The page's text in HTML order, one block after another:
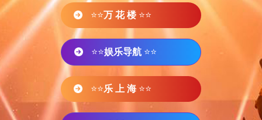
⭐⭐万 花 楼 ⭐⭐
⭐⭐娱乐导航 ⭐⭐
⭐⭐乐 上 海 ⭐⭐